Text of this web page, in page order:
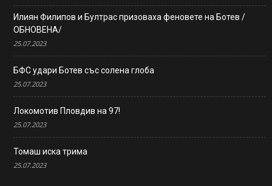
Илиян Филипов и Бултрас призоваха феновете на Ботев /
ОБНОВЕНА/
25.07.2023
БФС удари Ботев със солена глоба
25.07.2023
Локомотив Пловдив на 97!
25.07.2023
Томаш иска трима
25.07.2023